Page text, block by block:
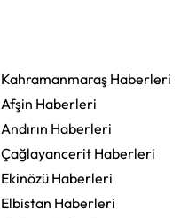
Kahramanmaraş Haberleri
Afşin Haberleri
Andırın Haberleri
Çağlayancerit Haberleri
Ekinözü Haberleri
Elbistan Haberleri